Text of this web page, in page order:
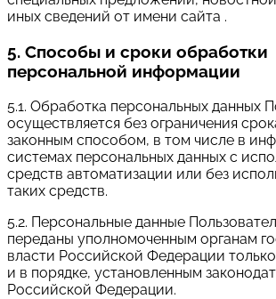
иных сведений от имени сайта .
5. Способы и сроки обработки
персональной информации
5.1. Обработка персональных данных
осуществляется без ограничения
законным способом, в том числе в
системах персональных данных с
средств автоматизации или без
таких средств.
5.2. Персональные данные
переданы уполномоченным органам
власти Российской Федерации
и в порядке, установленным
Российской Федерации.